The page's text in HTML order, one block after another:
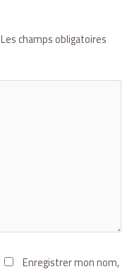
Les champs obligatoires
Enregistrer mon nom,